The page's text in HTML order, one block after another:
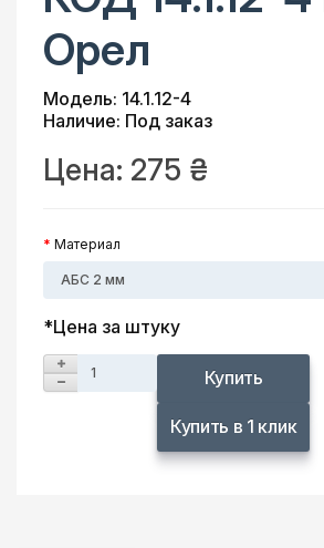
Орел
Модель: 14.1.12-4
Наличие: Под заказ
Цена: 275 ₴
Материал
*Цена за штуку
Купить
Купить в 1 клик